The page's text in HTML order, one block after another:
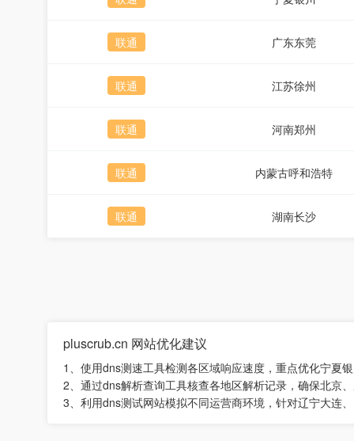
联通 广东东莞
联通 江苏徐州
联通 河南郑州
联通 内蒙古呼和浩特
联通 湖南长沙
pluscrub.cn 网站优化建议
1、使用dns测速工具检测各区域响应速度，重点优化宁夏
2、通过dns解析查询工具核查各地区解析记录，确保北京
3、利用dns测试网站模拟不同运营商环境，针对辽宁大连